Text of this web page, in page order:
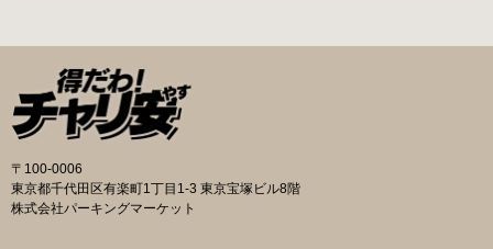
の地図が置いてあります） 東京メトロ半蔵門
線、都営新宿・三田線神保町駅から徒歩7分 大
手町高架下自転車保管場所 住所 千代田区大手町
二丁目4番 電話 050-2018-6466（千代田区自転
車対策コールセンター） 最寄駅 東京メトロ半蔵
線大手町駅B3出口 返還の際に必要な書類 返還
料 2,000円 自転車の鍵 身分証明証 千代田区HP
の自転車駐輪場 利用方法 利用登録申請書の提出
申請期間内に利用登録申請書（PDF：
1,396KB） と必要書類を環境まちづくり総務課
あてに郵送（申請期間消印有効）または、期間
内に環境まちづくり総務課（区役所5階5B窓
さい（郵送先・各出張所の受付時間）。電話・
ファクス・メールでは申請できません。 利用料
〒100-0006
東京都千代田区有楽町1丁目1-3 東京宝塚ビル8階
株式会社パーキングマーケット